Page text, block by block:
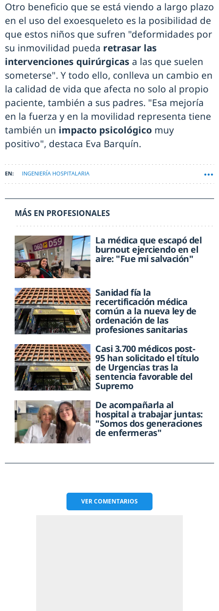
Otro beneficio que se está viendo a largo plazo
en el uso del exoesqueleto es la posibilidad de
que estos niños que sufren "deformidades por
su inmovilidad pueda retrasar las
intervenciones quirúrgicas a las que suelen
someterse". Y todo ello, conlleva un cambio en
la calidad de vida que afecta no solo al propio
paciente, también a sus padres. "Esa mejoría
en la fuerza y en la movilidad representa tiene
también un impacto psicológico muy
positivo", destaca Eva Barquín.
INGENIERÍA HOSPITALARIA
MÁS EN PROFESIONALES
La médica que escapó del
burnout ejerciendo en el
aire: "Fue mi salvación"
Sanidad fía la
recertificación médica
común a la nueva ley de
ordenación de las
profesiones sanitarias
Casi 3.700 médicos post-
95 han solicitado el título
de Urgencias tras la
sentencia favorable del
Supremo
De acompañarla al
hospital a trabajar juntas:
"Somos dos generaciones
de enfermeras"
VERCOMENTARIOS